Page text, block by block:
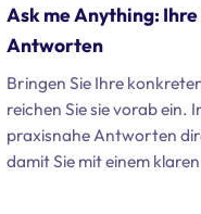
Ask me Anything:
Antworten
Bringen Sie Ihre
reichen Sie sie vorab ein.
praxisnahe Antworten
damit Sie mit einem